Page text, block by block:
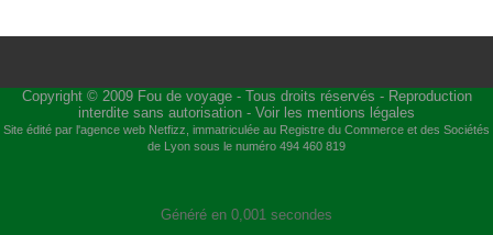
Copyright © 2009 Fou de voyage- Tous droits réservés - Reproduction
interdite sans autorisation - Voir les mentions légales
Site édité par l'agence web Netfizz , immatriculée au Registre du Commerce et des Sociétés
de Lyon sous le numéro 494 460 819
Généré en 0,001 secondes